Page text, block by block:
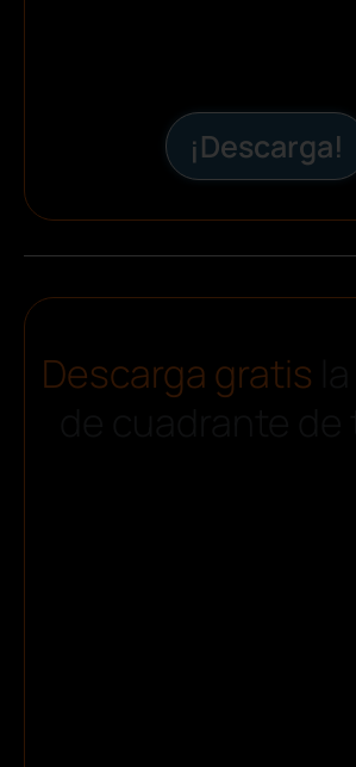
¡Descarga!
Descarga gratis